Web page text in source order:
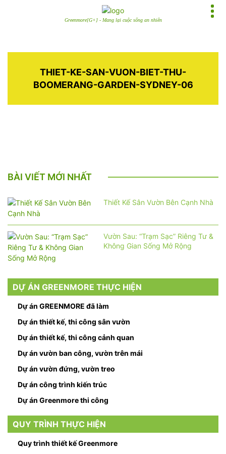
Greenmore[G+] - Mang lại cuộc sống an nhiên
THIET-KE-SAN-VUON-BIET-THU-
BOOMERANG-GARDEN-SYDNEY-06
BÀI VIẾT MỚI NHẤT
Thiết Kế Sân Vườn Bên Cạnh Nhà
Vườn Sau: “Trạm Sạc” Riêng Tư &
Không Gian Sống Mở Rộng
DỰ ÁN GREENMORE THỰC HIỆN
Dự án GREENMORE đã làm
Dự án thiết kế, thi công sân vườn
Dự án thiết kế, thi công cảnh quan
Dự án vườn ban công, vườn trên mái
Dự án vườn đứng, vườn treo
Dự án công trình kiến trúc
Dự án Greenmore thi công
QUY TRÌNH THỰC HIỆN
Quy trình thiết kế Greenmore